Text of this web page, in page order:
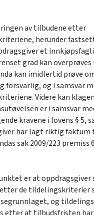
av tilbudene etter
herunder
et
grad kan
kan imidlertid prøve
forsvarlig, og i samsvar
Videre kan
er i samsvar
kravene i lovens § 5,
har lagt riktig faktum
sak 2009/223 premiss
er at oppdragsgiver
de tildelingskriterier
og